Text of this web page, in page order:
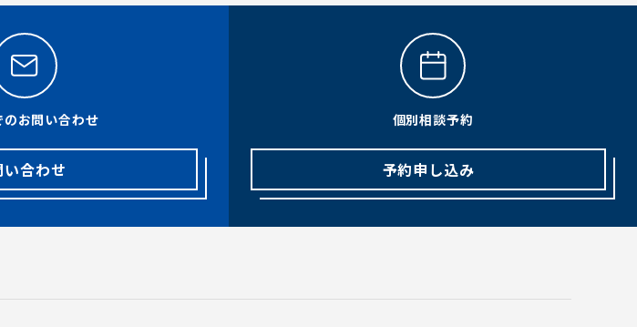
のお問い合わせ
い合わせ
個別相談予約
予約申し込み